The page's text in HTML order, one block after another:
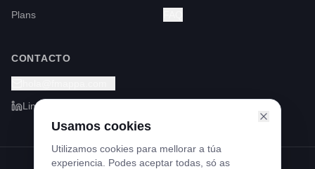
Plans
CONTACTO
LinkedIn
Usamos cookies
Utilizamos cookies para mellorar a túa
experiencia. Podes aceptar todas, só as